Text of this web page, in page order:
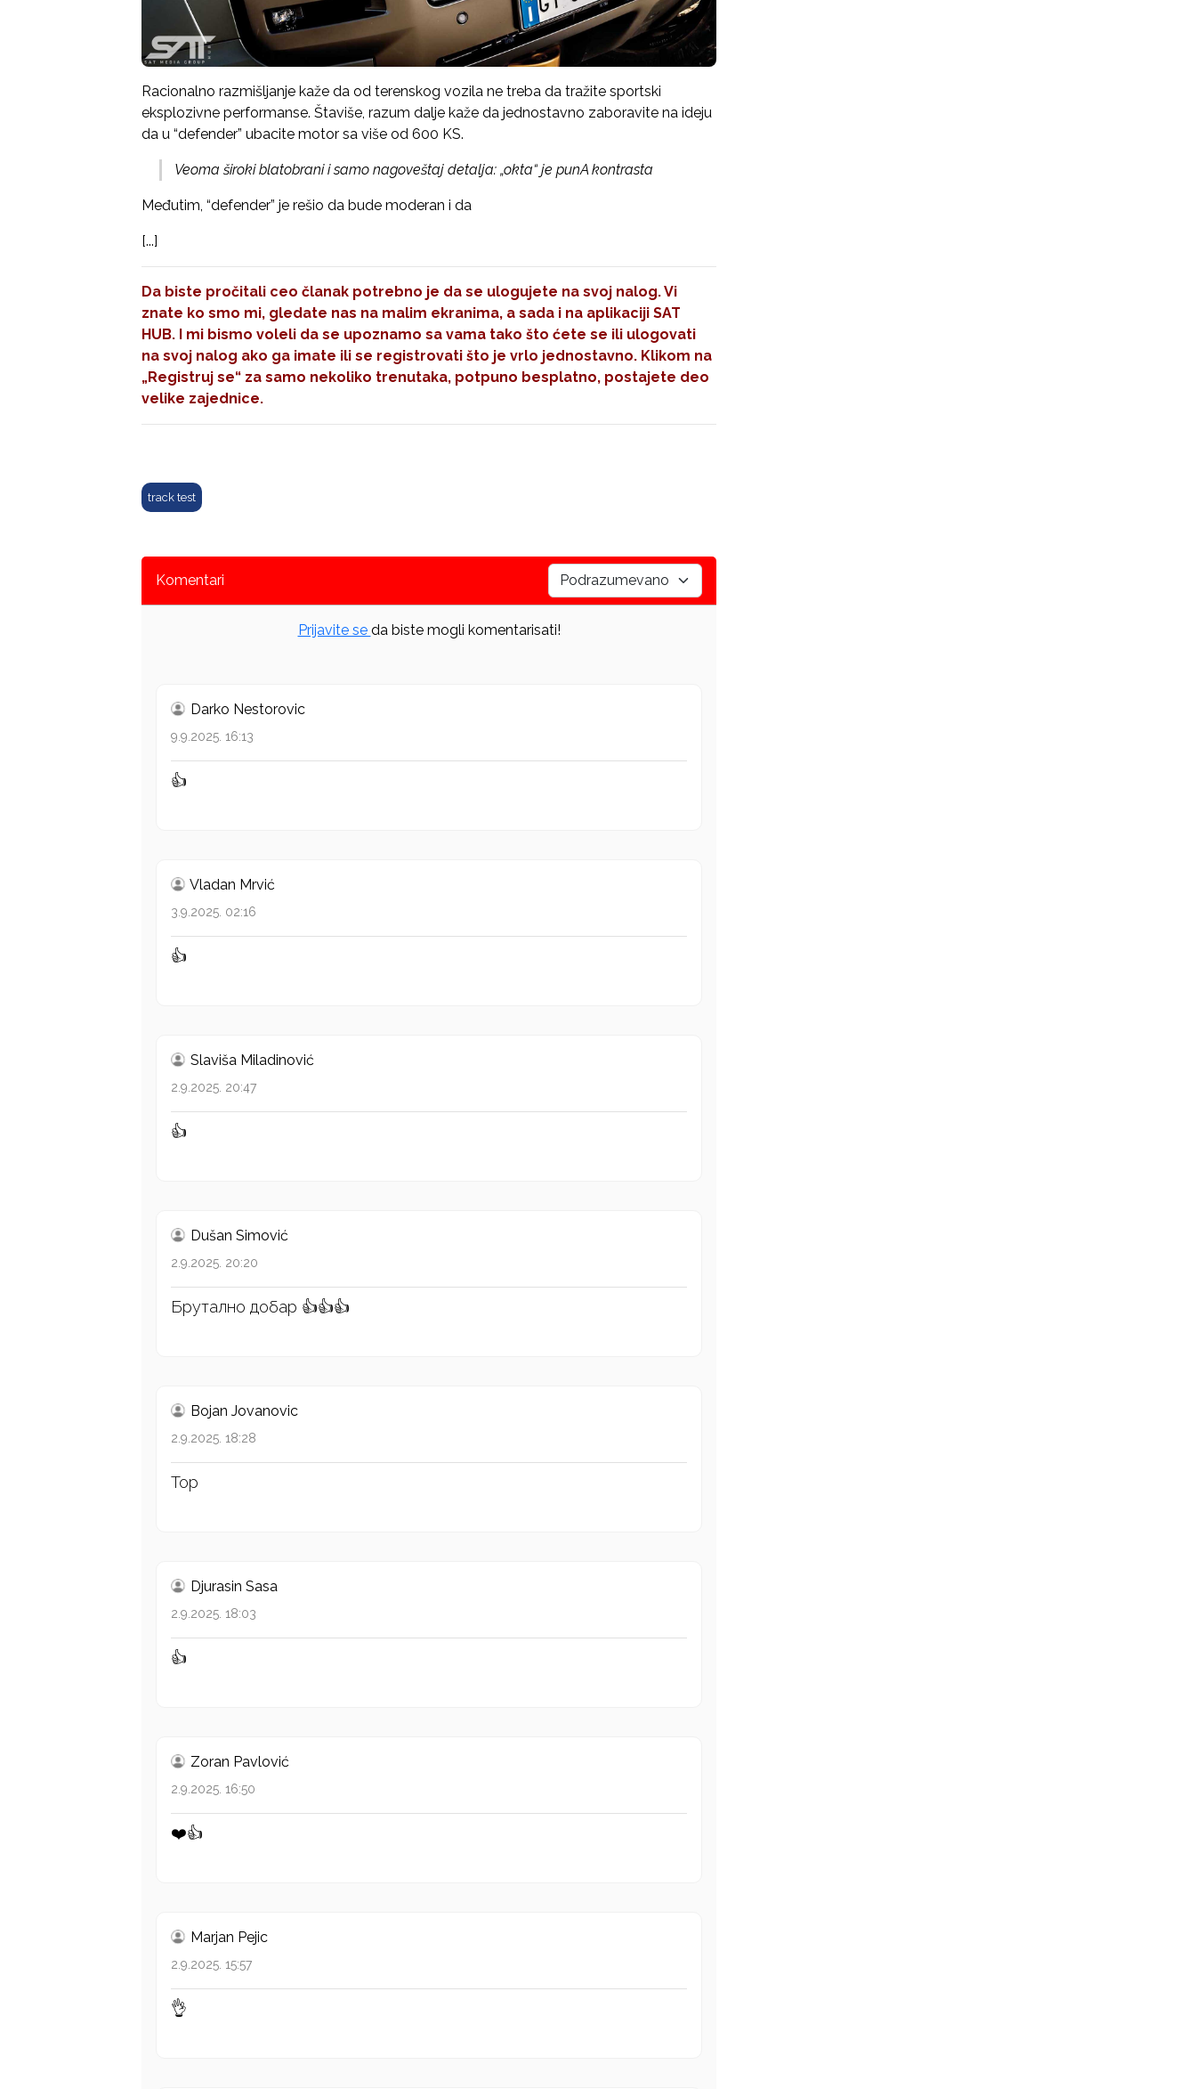
Racionalno razmišljanje kaže da od terenskog vozila ne treba da tražite sportski
eksplozivne performanse. Štaviše, razum dalje kaže da jednostavno zaboravite na ideju
da u “defender” ubacite motor sa više od 600 KS.
Veoma široki blatobrani i samo nagoveštaj detalja: „okta“ je punA kontrasta
Međutim, “defender” je rešio da bude moderan i da
[...]
Da biste pročitali ceo članak potrebno je da se ulogujete na svoj nalog. Vi
znate ko smo mi, gledate nas na malim ekranima, a sada i na aplikaciji SAT
HUB. I mi bismo voleli da se upoznamo sa vama tako što ćete se ili ulogovati
na svoj nalog ako ga imate ili se registrovati što je vrlo jednostavno. Klikom na
„Registruj se“ za samo nekoliko trenutaka, potpuno besplatno, postajete deo
velike zajednice.
track test
Komentari
Prijavite se da biste mogli komentarisati!
Darko Nestorovic
9.9.2025. 16:13
👍
Vladan Mrvić
3.9.2025. 02:16
👍
Slaviša Miladinović
2.9.2025. 20:47
👍
Dušan Simović
2.9.2025. 20:20
Брутално добар 👍👍👍
Bojan Jovanovic
2.9.2025. 18:28
Top
Djurasin Sasa
2.9.2025. 18:03
👍
Zoran Pavlović
2.9.2025. 16:50
❤️👍
Marjan Pejic
2.9.2025. 15:57
👌